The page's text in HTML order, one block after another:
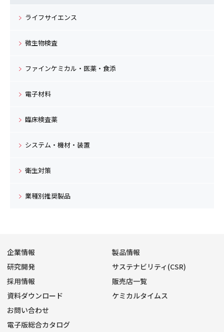
ライフサイエンス
微生物検査
ファインケミカル・医薬・食添
電子材料
臨床検査薬
システム・機材・装置
衛生対策
業種別推奨製品
企業情報
製品情報
研究開発
サステナビリティ(CSR)
採用情報
販売店一覧
資料ダウンロード
ケミカルタイムス
お問い合わせ
電子版総合カタログ